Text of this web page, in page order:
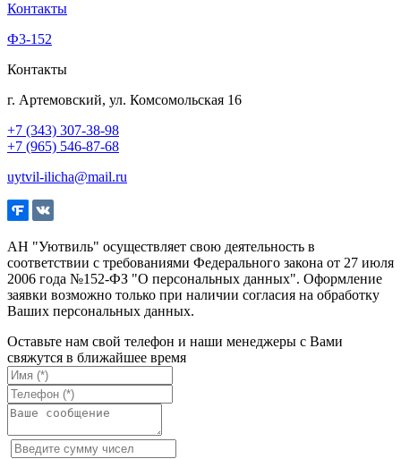
Контакты
Ф3-152
Контакты
г. Артемовский, ул. Комсомольская 16
+7 (343) 307-38-98
+7 (965) 546-87-68
uytvil-ilicha@mail.ru
АН "Уютвиль" осуществляет свою деятельность в
соответствии с требованиями Федерального закона от 27 июля
2006 года №152-ФЗ "О персональных данных". Оформление
заявки возможно только при наличии согласия на обработку
Ваших персональных данных.
Оставьте нам свой телефон и наши менеджеры с Вами
свяжутся в ближайшее время